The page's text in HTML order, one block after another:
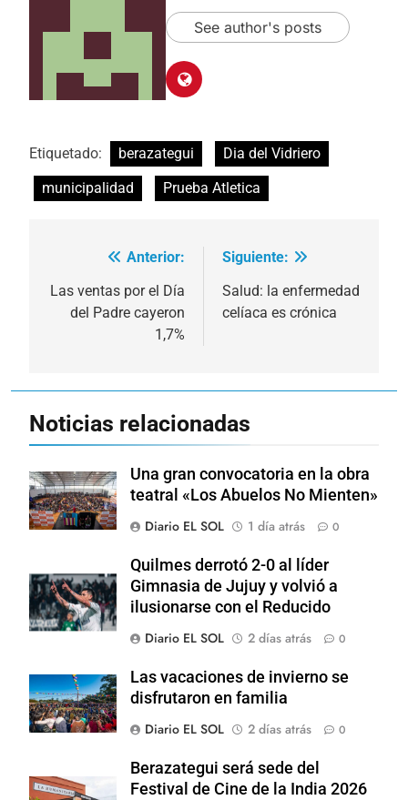
See author's posts
Etiquetado: berazategui
Dia del Vidriero
municipalidad
Prueba Atletica
Navegación
de
Anterior:
Las ventas por el Día
del Padre cayeron
1,7%
Siguiente:
Salud: la enfermedad
celíaca es crónica
Noticias relacionadas
Una gran convocatoria en la obra
teatral «Los Abuelos No Mienten»
Diario EL SOL
1 día atrás 0
Quilmes derrotó 2-0 al líder
Gimnasia de Jujuy y volvió a
ilusionarse con el Reducido
Diario EL SOL
2 días atrás 0
Las vacaciones de invierno se
disfrutaron en familia
Diario EL SOL
2 días atrás 0
Berazategui será sede del
Festival de Cine de la India 2026